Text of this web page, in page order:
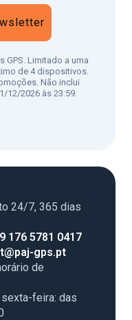
GPS. Limitado a uma
de 4 dispositivos.
Não inclui
12/2026 às 23:59.
24/7, 365 dias
176 5781 0417
gps.pt
de
feira: das